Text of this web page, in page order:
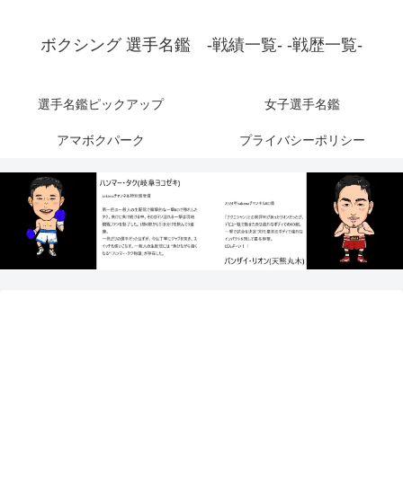
ボクシング 選手名鑑 -戦績一覧- -戦歴一覧-
選手名鑑ピックアップ 女子選手名鑑
アマボクパーク プライバシーポリシー